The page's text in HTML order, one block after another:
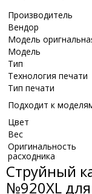
Производитель
Вендор
Модель
Модель
Тип
Технология печати
Тип печати
Подходит к
Цвет
Вес
Оригинальность
расходника
Струйный
№920XL